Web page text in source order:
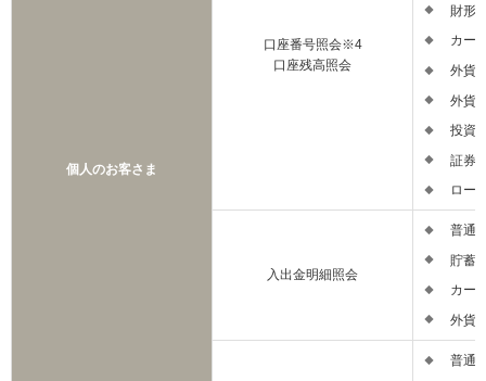
個人のお客さま
口座番号照会※4
口座残高照会
財形
カー
外貨
外貨
投資
証券
ロー
入出金明細照会
普通
貯蓄
カー
外貨
普通